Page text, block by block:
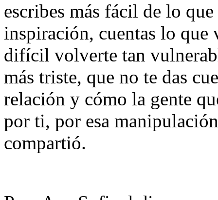
escribes más fácil de lo que
inspiración, cuentas lo
difícil volverte tan
más triste, que no te das
relación y cómo la gente
por ti, por esa
compartió.